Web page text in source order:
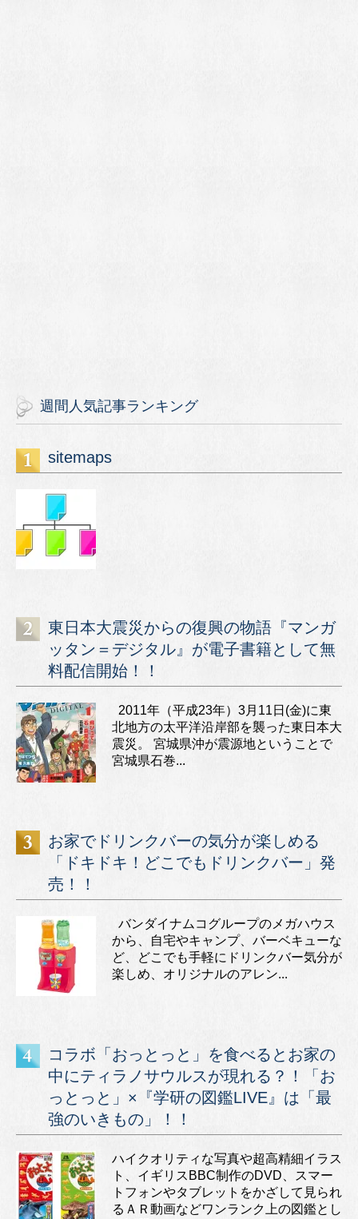
週間人気記事ランキング
sitemaps
東日本大震災からの復興の物語『マンガ
ッタン＝デジタル』が電子書籍として無
料配信開始！！
2011年（平成23年）3月11日(金)に東
北地方の太平洋沿岸部を襲った東日本大
震災。 宮城県沖が震源地ということで
宮城県石巻...
お家でドリンクバーの気分が楽しめる
「ドキドキ！どこでもドリンクバー」発
売！！
バンダイナムコグループのメガハウス
から、自宅やキャンプ、バーベキューな
ど、どこでも手軽にドリンクバー気分が
楽しめ、オリジナルのアレン...
コラボ「おっとっと」を食べるとお家の
中にティラノサウルスが現れる？！「お
っとっと」×『学研の図鑑LIVE』は「最
強のいきもの」！！
ハイクオリティな写真や超高精細イラス
ト、イギリスBBC制作のDVD、スマー
トフォンやタブレットをかざして見られ
るＡＲ動画などワンランク上の図鑑とし